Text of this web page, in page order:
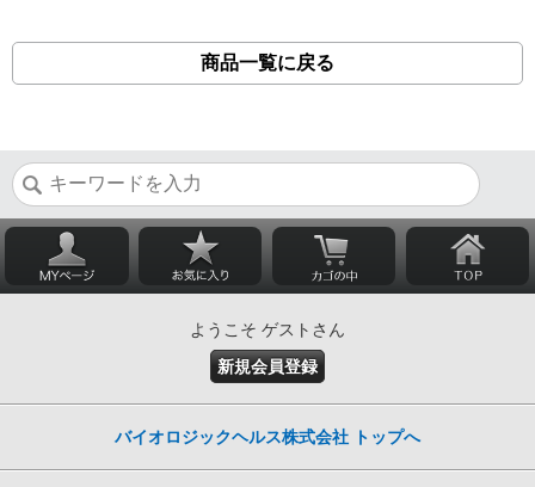
商品一覧に戻る
ようこそ ゲストさん
新規会員登録
バイオロジックヘルス株式会社 トップへ